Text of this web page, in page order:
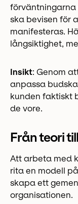
förväntningarna
ska bevisen för
manifesteras.
långsiktighet,
Insikt: Genom
anpassa
kunden faktiskt
de vore.
Från teori
Att arbeta med
rita en modell
skapa ett
organisationen.